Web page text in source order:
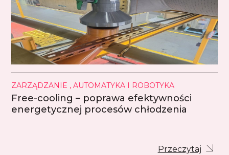
ZARZĄDZANIE , AUTOMATYKA I ROBOTYKA
Free-cooling – poprawa efektywności
energetycznej procesów chłodzenia
Przeczytaj